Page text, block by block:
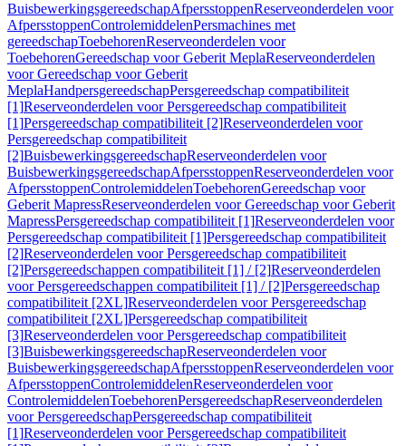
BuisbewerkingsgereedschapAfpersstoppenReserveonderdelen voor
AfpersstoppenControlemiddelenPersmachines met
gereedschapToebehorenReserveonderdelen voor
ToebehorenGereedschap voor Geberit MeplaReserveonderdelen
voor Gereedschap voor Geberit
MeplaHandpersgereedschapPersgereedschap compatibiliteit
[1]Reserveonderdelen voor Persgereedschap compatibiliteit
[1]Persgereedschap compatibiliteit [2]Reserveonderdelen voor
Persgereedschap compatibiliteit
[2]BuisbewerkingsgereedschapReserveonderdelen voor
BuisbewerkingsgereedschapAfpersstoppenReserveonderdelen voor
AfpersstoppenControlemiddelenToebehorenGereedschap voor
Geberit MapressReserveonderdelen voor Gereedschap voor Geberit
MapressPersgereedschap compatibiliteit [1]Reserveonderdelen voor
Persgereedschap compatibiliteit [1]Persgereedschap compatibiliteit
[2]Reserveonderdelen voor Persgereedschap compatibiliteit
[2]Persgereedschappen compatibiliteit [1] / [2]Reserveonderdelen
voor Persgereedschappen compatibiliteit [1] / [2]Persgereedschap
compatibiliteit [2XL]Reserveonderdelen voor Persgereedschap
compatibiliteit [2XL]Persgereedschap compatibiliteit
[3]Reserveonderdelen voor Persgereedschap compatibiliteit
[3]BuisbewerkingsgereedschapReserveonderdelen voor
BuisbewerkingsgereedschapAfpersstoppenReserveonderdelen voor
AfpersstoppenControlemiddelenReserveonderdelen voor
ControlemiddelenToebehorenPersgereedschapReserveonderdelen
voor PersgereedschapPersgereedschap compatibiliteit
[1]Reserveonderdelen voor Persgereedschap compatibiliteit